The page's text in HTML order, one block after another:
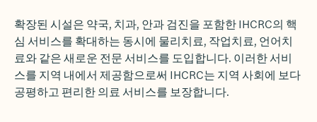
확장된 시설은 약국, 치과, 안과 검진을 포함한 IHCRC의 핵
심 서비스를 확대하는 동시에 물리치료, 작업치료, 언어치
료와 같은 새로운 전문 서비스를 도입합니다. 이러한 서비
스를 지역 내에서 제공함으로써 IHCRC는 지역 사회에 보다
공평하고 편리한 의료 서비스를 보장합니다.